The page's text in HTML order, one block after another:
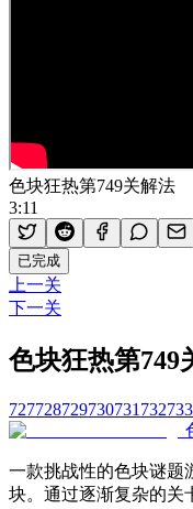
色块狂热第749关解法
3:11
已完成
上一关
下一关
色块狂热第749
727728729730731 732733
一款挑战性的色块谜题
块。通过逐渐复杂的关